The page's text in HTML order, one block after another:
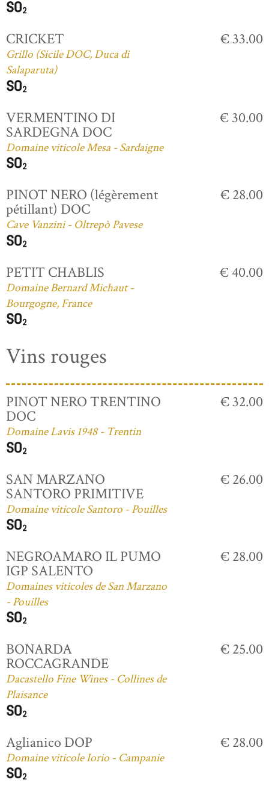
CRICKET
Grillo (Sicile DOC, Duca di
Salaparuta)
€ 33.00
VERMENTINO DI
SARDEGNA DOC
Domaine viticole Mesa - Sardaigne
€ 30.00
PINOT NERO (légèrement
pétillant) DOC
Cave Vanzini - Oltrepò Pavese
€ 28.00
PETIT CHABLIS
Domaine Bernard Michaut -
Bourgogne, France
€ 40.00
Vins rouges
PINOT NERO TRENTINO
DOC
Domaine Lavis 1948 - Trentin
€ 32.00
SAN MARZANO
SANTORO PRIMITIVE
Domaine viticole Santoro - Pouilles
€ 26.00
NEGROAMARO IL PUMO
IGP SALENTO
Domaines viticoles de San Marzano
- Pouilles
€ 28.00
BONARDA
ROCCAGRANDE
Dacastello Fine Wines - Collines de
Plaisance
€ 25.00
Aglianico DOP
Domaine viticole Iorio - Campanie
€ 28.00